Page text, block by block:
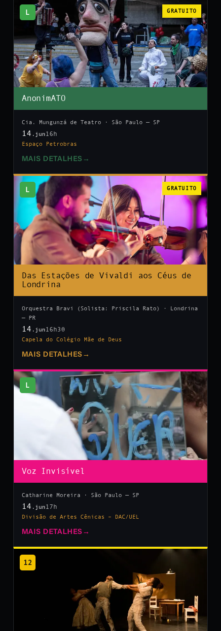
L GRATUITO
AnonimATO
Cia. Mungunzá de Teatro · São Paulo — SP
14 .jun 16h
Espaço Petrobras
MAIS DETALHES →
L GRATUITO
Das Estações de Vivaldi aos Céus de
Londrina
Orquestra Bravi (Solista: Priscila Rato) · Londrina
— PR
14 .jun 16h30
Capela do Colégio Mãe de Deus
MAIS DETALHES →
L
Voz Invisível
Catharine Moreira · São Paulo — SP
14 .jun 17h
Divisão de Artes Cênicas – DAC/UEL
MAIS DETALHES →
12